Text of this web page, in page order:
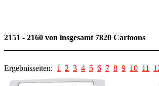
2151 - 2160 von insgesamt 7820 Cartoons
Ergebnisseiten: 1 2 3 4 5 6 7 8 9 10 11